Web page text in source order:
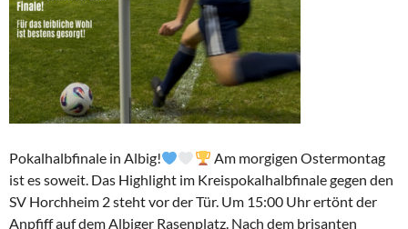
Pokalhalbfinale in Albig!
Am morgigen Ostermontag
ist es soweit. Das Highlight im Kreispokalhalbfinale gegen den
SV Horchheim 2 steht vor der Tür. Um 15:00 Uhr ertönt der
Anpfiff auf dem Albiger Rasenplatz. Nach dem brisanten